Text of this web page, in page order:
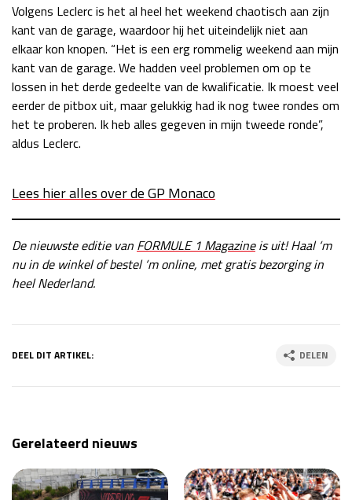
GP QATAR 2026 27 - 29 nov
Kwalificatie
za 19:00 - 20:00
Race
Race
zo 14:00 - 16:00
Volgens Leclerc is het al heel het weekend chaotisch aan zijn
kant van de garage, waardoor hij het uiteindelijk niet aan
elkaar kon knopen. “Het is een erg rommelig weekend aan mijn
kant van de garage. We hadden veel problemen om op te
lossen in het derde gedeelte van de kwalificatie. Ik moest veel
eerder de pitbox uit, maar gelukkig had ik nog twee rondes om
het te proberen. Ik heb alles gegeven in mijn tweede ronde”,
aldus Leclerc.
Lees hier alles over de GP Monaco
De nieuwste editie van FORMULE 1 Magazineis uit! Haal ‘m
nu in de winkel of bestel ‘m online, met gratis bezorging in
heel Nederland.
DEEL DIT ARTIKEL: DELEN
Gerelateerd nieuws